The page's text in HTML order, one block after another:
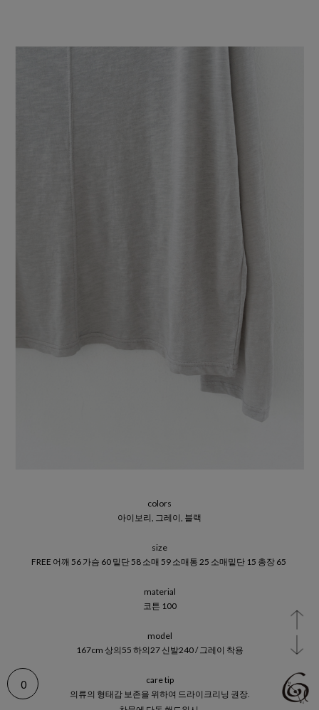
0
colors
아이보리, 그레이, 블랙
size
FREE 어깨 56 가슴 60 밑단 58 소매 59 소매통 25 소매밑단 15 총장 65
material
코튼 100
model
167cm 상의55 하의27 신발240 / 그레이 착용
care tip
의류의 형태감 보존을 위하여 드라이크리닝 권장.